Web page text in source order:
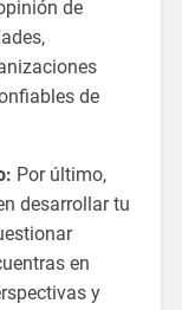
de
de
Por último,
desarrollar tu
en
y